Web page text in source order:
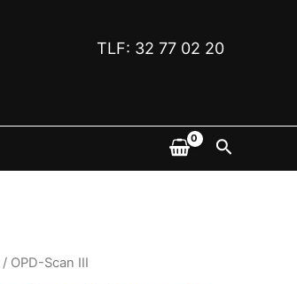
TLF: 32 77 02 20
Søk
/ OPD-Scan III